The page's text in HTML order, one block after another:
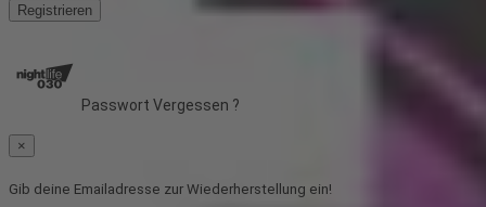
Registrieren
Passwort Vergessen ?
×
Gib deine Emailadresse zur Wiederherstellung ein!